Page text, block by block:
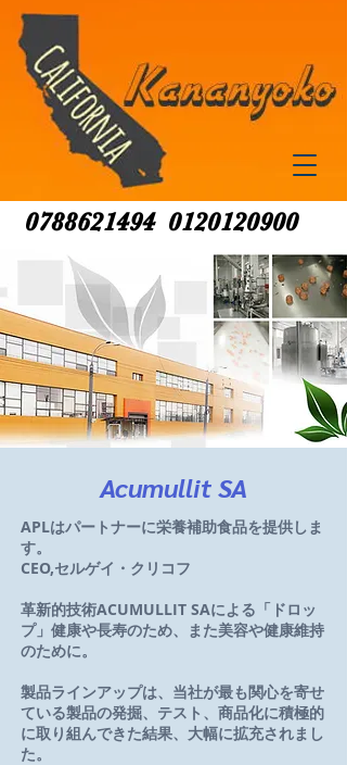
0788621494 0120120900
Acumullit SA
APLはパートナーに栄養補助食品を提供しま
す。
CEO,セルゲイ・クリコフ
革新的技術ACUMULLIT SAによる「ドロッ
プ」健康や長寿のため、また美容や健康維持
のために。
製品ラインアップは、当社が最も関心を寄せ
ている製品の発掘、テスト、商品化に積極的
に取り組んできた結果、大幅に拡充されまし
た。